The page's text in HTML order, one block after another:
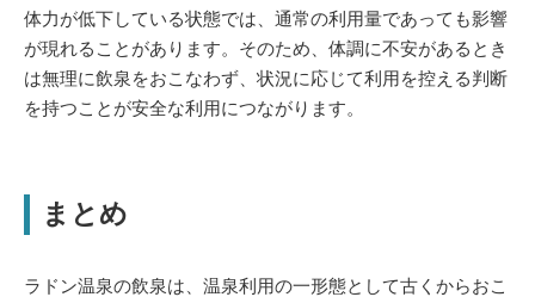
体力が低下している状態では、通常の利用量であっても影響
が現れることがあります。そのため、体調に不安があるとき
は無理に飲泉をおこなわず、状況に応じて利用を控える判断
を持つことが安全な利用につながります。
まとめ
ラドン温泉の飲泉は、温泉利用の一形態として古くからおこ